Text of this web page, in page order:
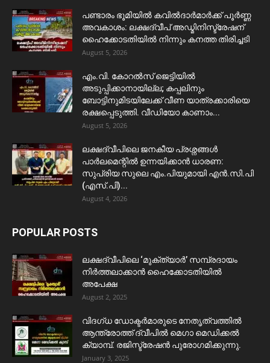
പണ്ടാരം ഭൂമിയിൽ കവിൽദാർമാർക്ക് പൂർണ്ണ
അവകാശം: ലക്ഷദ്വീപ് അഡ്മിനിസ്ട്രേഷന്
ഹൈക്കോടതിയിൽ നിന്നും കനത്ത തിരിച്ചടി
August 5, 2026
​എം.വി. കോറൽസ് ജെട്ടിയിൽ
അടുപ്പിക്കാനായില്ല; കപ്പലിനും
ബോട്ടിനുമിടയിലേക്ക് വീണ യാത്രക്കാരിയെ
രക്ഷപ്പെടുത്തി. വീഡിയോ കാണാം...
August 5, 2026
ലക്ഷദ്വീപിലെ ജനകീയ പ്രശ്നങ്ങൾ
പാർലമെന്റിൽ ഉന്നയിക്കാൻ ധാരണ:
സുപ്രിയ സുലെ എം.പിയുമായി എൻ.സി.പി
(എസ്.പി)...
August 4, 2026
POPULAR POSTS
ലക്ഷദ്വീപിലെ ‘മുക്ത്യാർ’ സമ്പ്രദായം
നിർത്തലാക്കാൻ ഹൈക്കോടതിയിൽ
അപേക്ഷ
August 2, 2025
വിദഗ്ധ ഡോക്ടർമാരുടെ നേതൃത്വത്തിൽ
ആന്ത്രോത്ത് ദ്വീപിൽ മെഗാ മെഡിക്കൽ
ക്യാമ്പ്. രജിസ്ട്രേഷൻ പുരോഗമിക്കുന്നു.
January 3, 2025